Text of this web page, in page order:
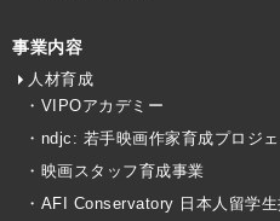
事業内容
人材育成
・VIPOアカデミー
・ndjc: 若手映画作家育成プロジェ
・映画スタッフ育成事業
・AFI Conservatory 日本人留学